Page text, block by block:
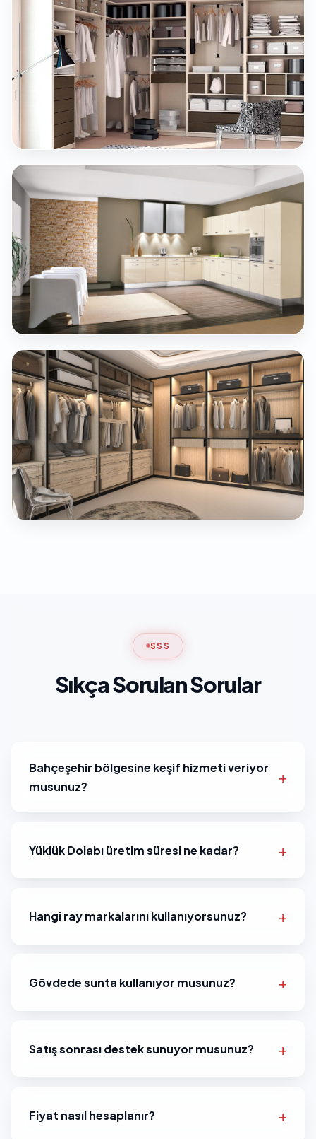
SSS
Sıkça Sorulan Sorular
Bahçeşehir bölgesine keşif hizmeti veriyor
musunuz?
Yüklük Dolabı üretim süresi ne kadar?
Hangi ray markalarını kullanıyorsunuz?
Gövdede sunta kullanıyor musunuz?
Satış sonrası destek sunuyor musunuz?
Fiyat nasıl hesaplanır?